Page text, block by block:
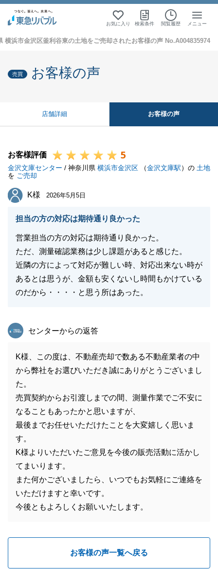
お気に入り 検索条件 閲覧履歴 メニュー
横浜市金沢区釜利谷東の土地をご売却されたお客様の声 No.A004835974
売買 お客様の声
店舗詳細 お客様の声
お客様評価 5
金沢文庫センター / 神奈川県 横浜市金沢区 （金沢文庫駅）の 土地
を ご売却
K様
K様 2026年5月5日
担当の方の対応は期待通り良かった
営業担当の方の対応は期待通り良かった。
ただ、測量確認業務は少し課題があると感じた。
近隣の方によって対応が難しい時、対応出来ない時が
あるとは思うが、金額も安くないし時間もかけている
のだから・・・・と思う所はあった。
東急リバブル
センターからの返答
K様、この度は、不動産売却で数ある不動産業者の中
から弊社をお選びいただき誠にありがとうございまし
た。
売買契約からお引渡しまでの間、測量作業でご不安に
なることもあったかと思いますが、
最後までお任せいただけたことを大変嬉しく思いま
す。
K様よりいただいたご意見を今後の販売活動に活かし
てまいります。
また何かございましたら、いつでもお気軽にご連絡を
いただけますと幸いです。
今後ともよろしくお願いいたします。
お客様の声一覧へ戻る